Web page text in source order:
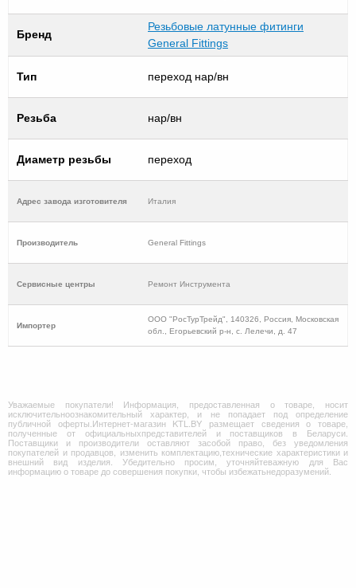
Бренд
Резьбовые латунные фитинги
General Fittings
Тип переход нар/вн
Резьба нар/вн
Диаметр резьбы переход
Адрес завода изготовителя Италия
Производитель General Fittings
Cервисные центры Ремонт Инструмента
Импортер
ООО "РосТурТрейд", 140326, Россия, Московская
обл., Егорьевский р-н, с. Лелечи, д. 47
Уважаемые покупатели! Информация, предоставленная о товаре, носит
исключительноознакомительный характер, и не попадает под определение
публичной оферты.Интернет-магазин KTL.BY размещает сведения о товаре,
полученные от официальныхпредставителей и поставщиков в Беларуси.
Поставщики и производители оставляют засобой право, без уведомления
покупателей и продавцов, изменить комплектацию,технические характеристики и
внешний вид изделия. Убедительно просим, уточняйтеважную для Вас
информацию о товаре до совершения покупки, чтобы избежатьнедоразумений.